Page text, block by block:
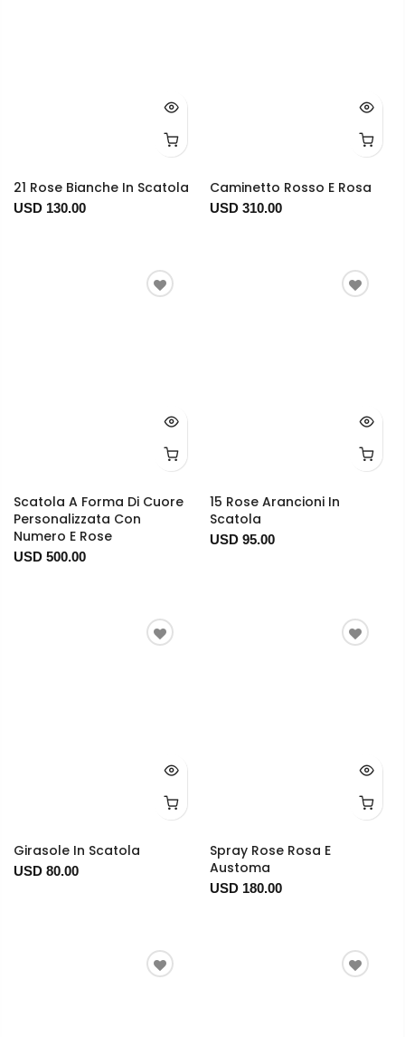
21 Rose Bianche In Scatola
USD 130.00
Caminetto Rosso E Rosa
USD 310.00
Scatola A Forma Di Cuore
Personalizzata Con
Numero E Rose
USD 500.00
15 Rose Arancioni In
Scatola
USD 95.00
Girasole In Scatola
USD 80.00
Spray Rose Rosa E
Austoma
USD 180.00